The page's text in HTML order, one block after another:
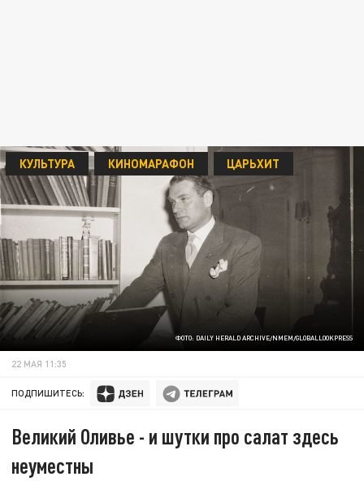
ФОТО: DAILY HERALD ARCHIVE/NMEM/GLOBALLOOKPRESS
КУЛЬТУРА КИНОМАРАФОН ЦАРЬХИТ
22 МАЯ 11:35
ПОДПИШИТЕСЬ:
Великий Оливье - и шутки про салат здесь
неуместны